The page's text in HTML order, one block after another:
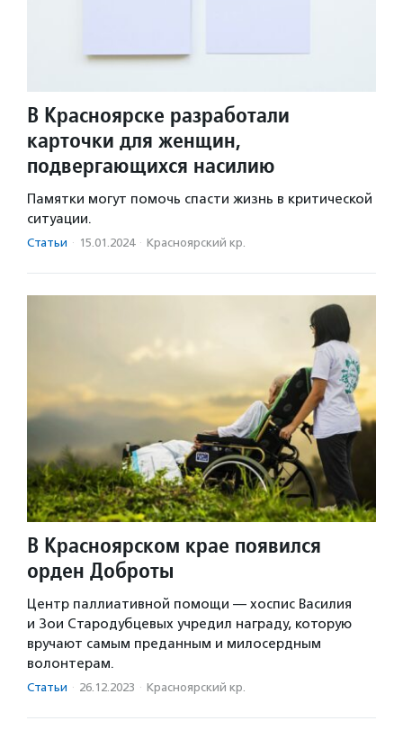
В Красноярске разработали
карточки для женщин,
подвергающихся насилию
Памятки могут помочь спасти жизнь в критической
ситуации.
Статьи · 15.01.2024 · Красноярский кр.
В Красноярском крае появился
орден Доброты
Центр паллиативной помощи — хоспис Василия
и Зои Стародубцевых учредил награду, которую
вручают самым преданным и милосердным
волонтерам.
Статьи · 26.12.2023 · Красноярский кр.